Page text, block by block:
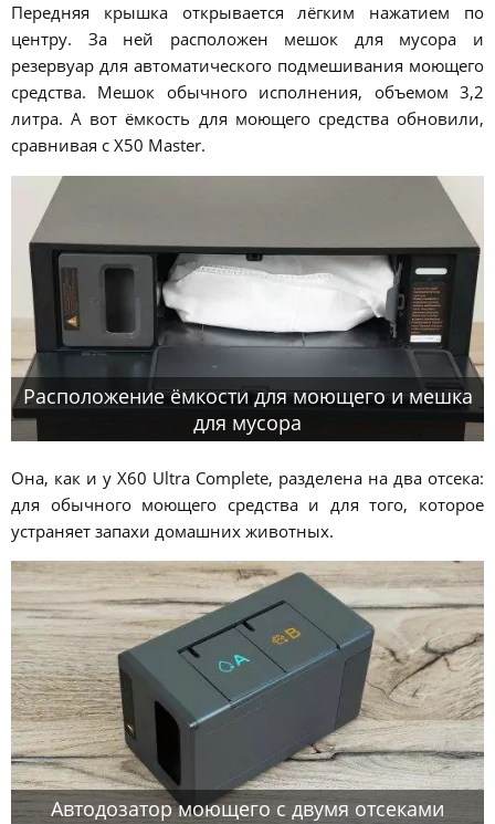
Передняя крышка открывается лёгким нажатием по
центру. За ней расположен мешок для мусора и
резервуар для автоматического подмешивания моющего
средства. Мешок обычного исполнения, объемом 3,2
литра. А вот ёмкость для моющего средства обновили,
сравнивая с X50 Master.
Расположение ёмкости для моющего и мешка
для мусора
Она, как и у X60 Ultra Complete, разделена на два отсека:
для обычного моющего средства и для того, которое
устраняет запахи домашних животных.
Автодозатор моющего с двумя отсеками